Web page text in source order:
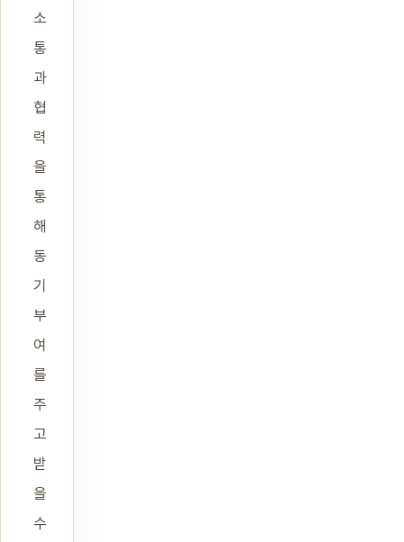
소
통
과
협
력
을
통
해
동
기
부
여
를
주
고
받
을
수